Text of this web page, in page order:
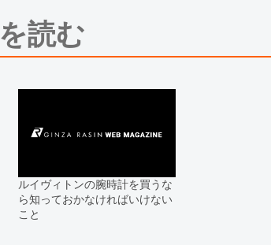
※当店では店頭販売も行っており
※アンティーク品やユーズド品の場
現在の定価と異なる場合がござい
を読む
ルイヴィトンの腕時計を買うな
ら知っておかなければいけない
こと